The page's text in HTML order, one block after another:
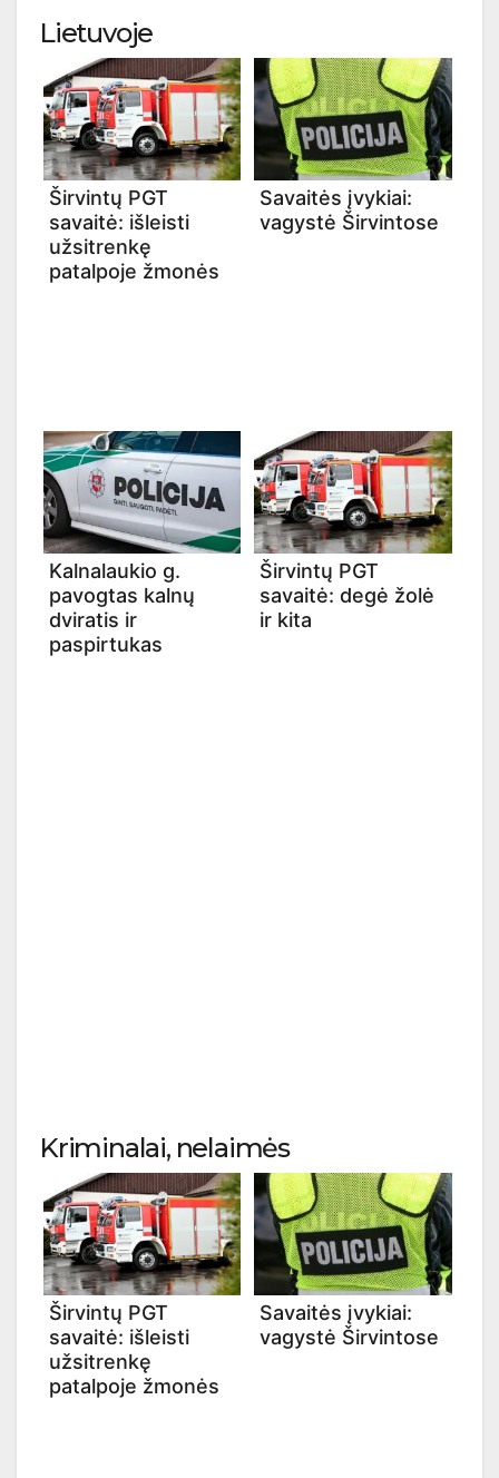
Lietuvoje
Širvintų PGT
savaitė: išleisti
užsitrenkę
patalpoje žmonės
Savaitės įvykiai:
vagystė Širvintose
Kalnalaukio g.
pavogtas kalnų
dviratis ir
paspirtukas
Širvintų PGT
savaitė: degė žolė
ir kita
Kriminalai, nelaimės
Širvintų PGT
savaitė: išleisti
užsitrenkę
patalpoje žmonės
Savaitės įvykiai:
vagystė Širvintose